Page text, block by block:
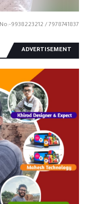
9938223212 / 7978741837
ADVERTISEMENT